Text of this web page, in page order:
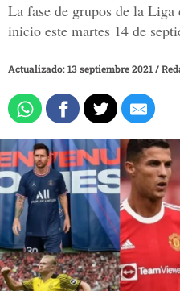
La fase de grupos de la Liga
inicio este martes 14 de
Actualizado: 13 septiembre 2021 /